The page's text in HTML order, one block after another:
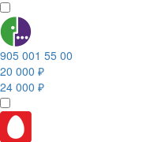
905 001 55 00
20 000 ₽
24 000 ₽